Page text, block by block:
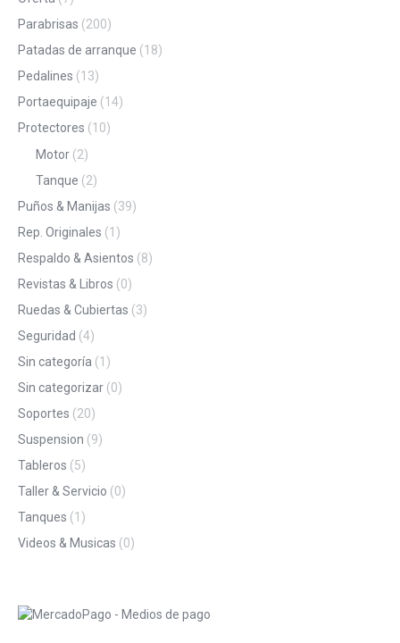
Parabrisas (200)
Patadas de arranque (18)
Pedalines (13)
Portaequipaje (14)
Protectores (10)
Motor (2)
Tanque (2)
Puños & Manijas (39)
Rep. Originales (1)
Respaldo & Asientos (8)
Revistas & Libros (0)
Ruedas & Cubiertas (3)
Seguridad (4)
Sin categoría (1)
Sin categorizar (0)
Soportes (20)
Suspension (9)
Tableros (5)
Taller & Servicio (0)
Tanques (1)
Videos & Musicas (0)